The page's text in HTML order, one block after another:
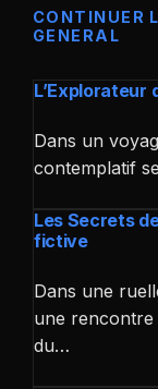
CONTINUER
GENERAL
L’Explorateur
Dans un
contemplatif
Les Secrets
fictive
Dans une
une rencontre
du…